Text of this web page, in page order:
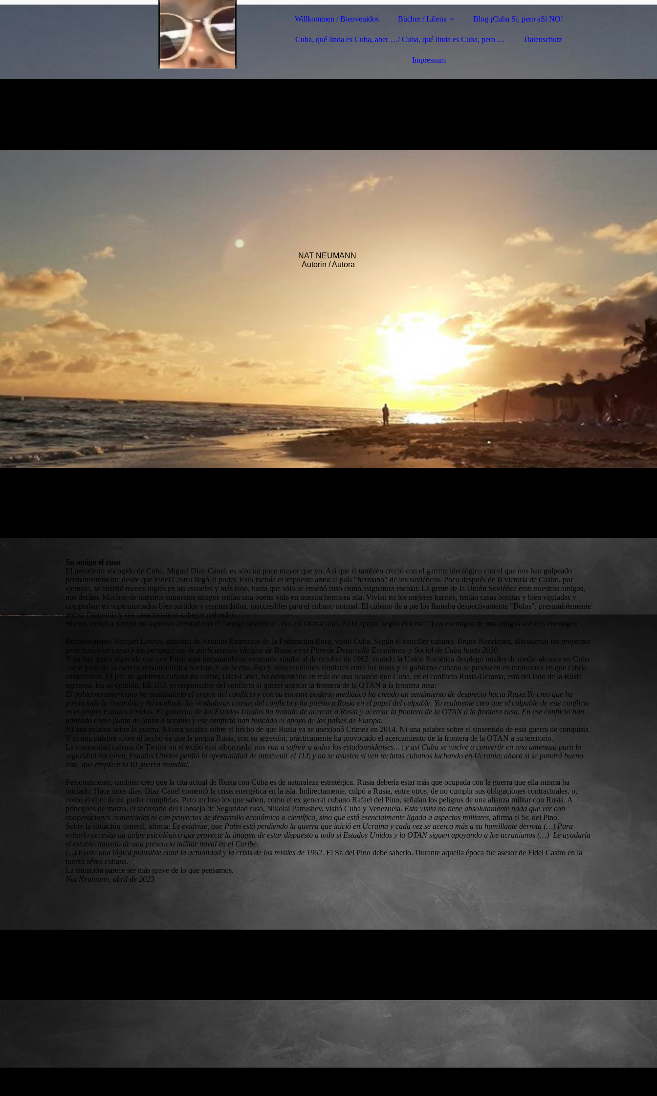
Willkommen / Bienvenidos Bücher / Libros Blog ¡Cuba Sí, pero aSí NO!
Cuba, qué linda es Cuba, aber …/ Cuba, qué linda es Cuba, pero … Datenschutz
Impressum
NAT NEUMANN
Autorin / Autora
Su amigo el ruso
El presidente escogido de Cuba, Miguel Díaz-Canel, es sólo un poco mayor que yo. Así que él también creció con el garrote ideológico con el que nos han golpeado
permanentemente desde que Fidel Castro llegó al poder. Esto incluía el impuesto amor al país "hermano" de los soviéticos. Poco después de la victoria de Castro, por
ejemplo, se enseñó menos inglés en las escuelas y más ruso, hasta que sólo se enseñó ruso como asignatura escolar. La gente de la Unión Soviética eran nuestros amigos,
nos decían. Muchos de nuestros supuestos amigos tenían una buena vida en nuestra hermosa isla. Vivían en los mejores barrios, tenían casas bonitas y bien vigiladas y
compraban en supermercados bien surtidos y resguardados, inaccesibles para el cubano normal. El cubano de a pie los llamaba despectivamente "Bolos", presumiblemente
por su fisonomía y sus características cabezas redondas.
Bueno, rompí a tiempo mi supuesta amistad con el "amigo soviético". No así Díaz-Canel. Èl lo apoya, según el lema: "Los enemigos de mis amigos son mis enemigos".
Recientemente, Serguei Lavrov, ministro de Asuntos Exteriores de la Federación Rusa, visitó Cuba. Según el canciller cubano, Bruno Rodríguez, discutieron los proyectos
prioritarios en curso y las perspectivas de participación efectiva de Rusia en el Plan de Desarrollo Económico y Social de Cuba hasta 2030
Y ya hay quien especula con que Rusia está preparando un escenario similar al de octubre de 1962, cuando la Unión Soviética desplegó misiles de medio alcance en Cuba
como parte de la carrera armamentística nuclear. Y de hecho, ésta y otras reuniones similares entre los rusos y el gobierno cubano se producen en momentos en que cabría
sospecharlo. El jefe de gobierno cubano no electo, Díaz-Canel, ha demostrado en más de una ocasión que Cuba, en el conflicto Rusia-Ucrania, está del lado de la Rusia
agresora. En su opinión, EE.UU. es responsable del conflicto al querer acercar la frontera de la OTAN a la frontera rusa:
El gobierno americano ha manipulado el origen del conflicto y con su enorme poderío mediático ha creado un sentimiento de desprecio hacia Rusia.Yo creo que ha
potenciado la rusofobia y ha ocultado las verdaderas causas del conflicto y ha puesto a Rusia en el papel del culpable. Yo realmente creo que el culpable de este conflicto
es el propio Estados Unidos. El gobierno de los Estados Unidos ha tratado de acercar a Rusia y acercar la frontera de la OTAN a la frontera rusa. En ese conflicto han
utilizado como punta de lanza a ucrania y ese conflicto han buscado el apoyo de los países de Europa.
Ni una palabra sobre la guerra. Ni una palabra sobre el hecho de que Rusia ya se anexionó Crimea en 2014. Ni una palabra sobre el sinsentido de esta guerra de conquista.
Y ni una palabra sobre el hecho de que la propia Rusia, con su agresión, prácticamente ha provocado el acercamiento de la frontera de la OTAN a su territorio.
La comunidad cubana de Twitter en el exilio está alborotada: nos van a sofreír a todos los estadounidenses... ; y así Cuba se vuelve a convertir en una amenaza para la
seguridad nacional, Estados Unidos perdió la oportunidad de intervenir el 11J; y no se asusten si ven reclutas cubanos luchando en Ucrania;ahora si se pondrá bueno
esto, que empiece la III guerra mundial.
Personalmente, también creo que la cita actual de Rusia con Cuba es de naturaleza estratégica. Rusia debería estar más que ocupada con la guerra que ella misma ha
iniciado. Hace unos días, Díaz-Canel comentó la crisis energética en la isla. Indirectamente, culpó a Rusia, entre otros, de no cumplir sus obligaciones contractuales, o,
como él dijo: de no poder cumplirlas. Pero incluso los que saben, como el ex general cubano Rafael del Pino, señalan los peligros de una alianza militar con Rusia. A
principios de marzo, el secretario del Consejo de Seguridad ruso, Nikolai Patrushev, visitó Cuba y Venezuela. Esta visita no tiene absolutamente nada que ver con
cooperaciones comerciales ni con proyectos de desarrollo económico o científico, sino que está esencialmente ligada a aspectos militares, afirma el Sr. del Pino.
Sobre la situación general, afirma: Es evidente, que Putin está perdiendo la guerra que inició en Ucraina y cada vez se acerca más a su humillante derrota (…) Para
evitarlo necesita un golpe psicológico que proyecte la imagen de estar dispuesto a todo si Estados Unidos y la OTAN siguen apoyando a los ucranianos (…) Le ayudaría
el establecimiento de una presencia militar naval en el Caribe.
(...) Existe una lógica plausible entre la actualidad y la crisis de los misiles de 1962. El Sr. del Pino debe saberlo. Durante aquella época fue asesor de Fidel Castro en la
fuerza aérea cubana.
La situación parece ser más grave de lo que pensamos.
Nat Neumann, abril de 2023